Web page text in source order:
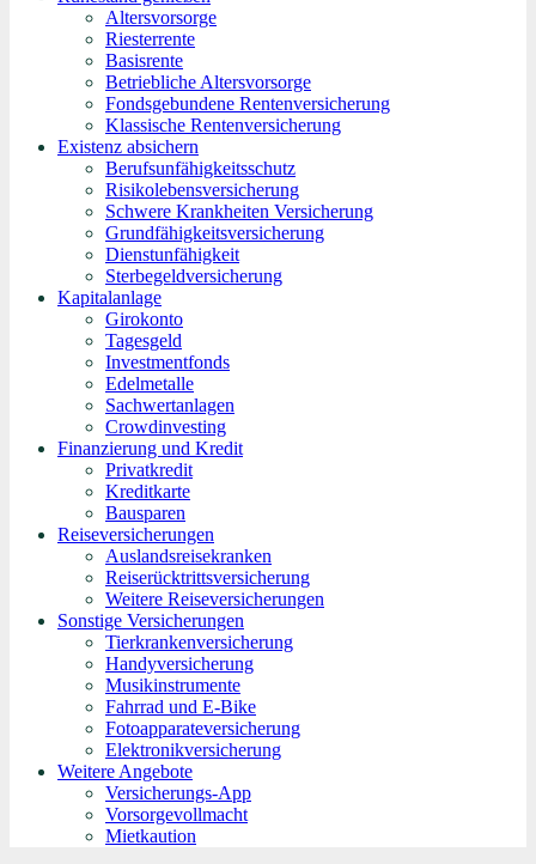
Altersvorsorge
Riesterrente
Basisrente
Betriebliche Altersvorsorge
Fondsgebundene Rentenversicherung
Klassische Rentenversicherung
Existenz absichern
Berufsunfähigkeitsschutz
Risikolebensversicherung
Schwere Krankheiten Versicherung
Grundfähigkeitsversicherung
Dienstunfähigkeit
Sterbegeldversicherung
Kapitalanlage
Girokonto
Tagesgeld
Investmentfonds
Edelmetalle
Sachwertanlagen
Crowdinvesting
Finanzierung und Kredit
Privatkredit
Kreditkarte
Bausparen
Reiseversicherungen
Auslandsreisekranken
Reiserücktrittsversicherung
Weitere Reiseversicherungen
Sonstige Versicherungen
Tierkrankenversicherung
Handyversicherung
Musikinstrumente
Fahrrad und E-Bike
Fotoapparateversicherung
Elektronikversicherung
Weitere Angebote
Versicherungs-App
Vorsorgevollmacht
Mietkaution